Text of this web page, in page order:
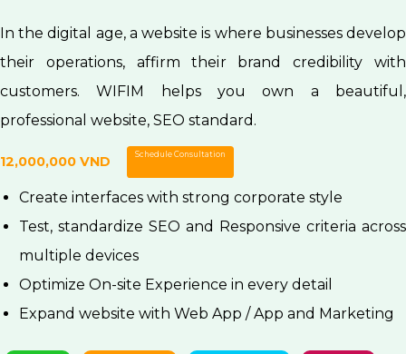
In the digital age, a website is where businesses develop
their operations, affirm their brand credibility with
customers. WIFIM helps you own a beautiful,
professional website, SEO standard.
Contact Us Schedule Consultation
Create interfaces with strong corporate style
Test, standardize SEO and Responsive criteria across
multiple devices
Optimize On-site Experience in every detail
Expand website with Web App / App and Marketing